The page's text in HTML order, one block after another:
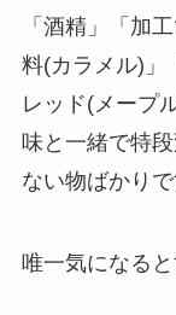
「酒精」「加
料(カラメル)」
レッド(メープ
味と一緒で特
ない物ばかりで
唯一気になると